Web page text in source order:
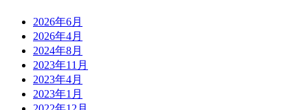
2026年6月
2026年4月
2024年8月
2023年11月
2023年4月
2023年1月